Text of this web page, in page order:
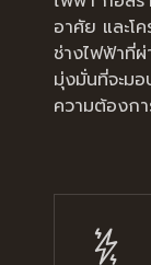
อาศัย และโ
ช่างไฟฟ้าที่
มุ่งมั่นที่จะม
ความต้องก